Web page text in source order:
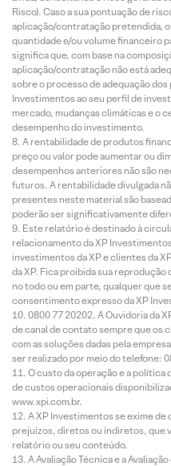
Risco). Caso a sua pontuação de
aplicação/contratação pretendida,
quantidade e/ou volume financeiro
significa que, com base na
aplicação/contratação não está
sobre o processo de adequação
Investimentos ao seu perfil de
mercado, mudanças climáticas e o
desempenho do investimento.
A rentabilidade de produtos
preço ou valor pode aumentar ou
desempenhos anteriores não são
futuros. A rentabilidade divulgada
presentes neste material são
poderão ser significativamente
Este relatório é destinado à
relacionamento da XP
investimentos da XP e clientes da
da XP. Fica proibida sua
no todo ou em parte, qualquer que
consentimento expresso da XP
0800 77 20202. A Ouvidoria da
de canal de contato sempre que os
com as soluções dadas pela
ser realizado por meio do telefone:
O custo da operação e a política
de custos operacionais
www.xpi.com.br.
A XP Investimentos se exime
prejuízos, diretos ou indiretos, que
relatório ou seu conteúdo.
A Avaliação Técnica e a